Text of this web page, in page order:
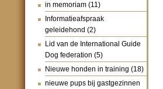
in memoriam (11)
Informatieafspraak
geleidehond (2)
Lid van de International Guide
Dog federation (5)
Nieuwe honden in training (18)
nieuwe pups bij gastgezinnen